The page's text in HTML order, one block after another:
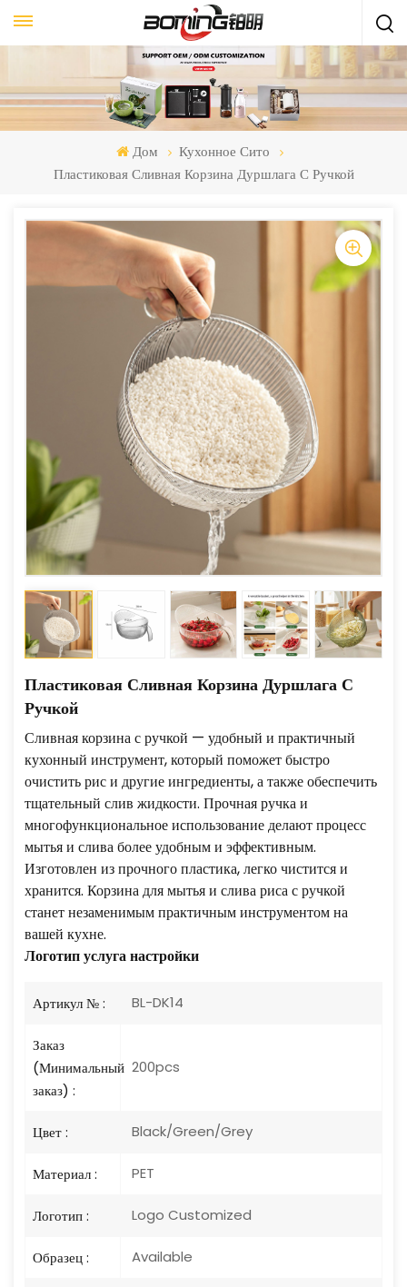
Дом
Кухонное Сито
Пластиковая Сливная Корзина Дуршлага С Ручкой
Пластиковая Сливная Корзина Дуршлага С
Ручкой
Сливная корзина с ручкой — удобный и практичный
кухонный инструмент, который поможет быстро
очистить рис и другие ингредиенты, а также обеспечить
тщательный слив жидкости. Прочная ручка и
многофункциональное использование делают процесс
мытья и слива более удобным и эффективным.
Изготовлен из прочного пластика, легко чистится и
хранится. Корзина для мытья и слива риса с ручкой
станет незаменимым практичным инструментом на
вашей кухне.
Логотипуслуга настройки
Артикул № : BL-DK14
Заказ
(Минимальный
заказ) :
200pcs
Цвет : Black/Green/Grey
Материал : PET
Логотип : Logo Customized
Образец : Available